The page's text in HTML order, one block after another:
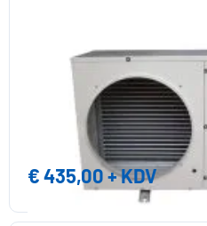
€435,00+ KDV